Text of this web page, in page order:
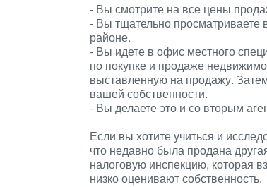
- Вы смотрите на все цены
- Вы тщательно просматриваете
районе.
- Вы идете в офис местного
по покупке и продаже
выставленную на продажу.
вашей собственности.
- Вы делаете это и со вторым
Если вы хотите учиться и
что недавно была продана
налоговую инспекцию, которая
низко оценивают собственность.